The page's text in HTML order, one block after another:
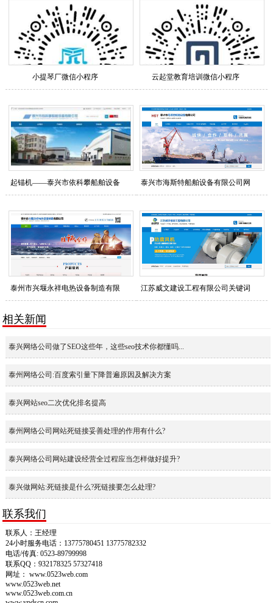
小提琴厂微信小程序 云起堂教育培训微信小程序
起锚机——泰兴市依科攀船舶设备
股份有限公司行业整站优化排名
泰兴市海斯特船舶设备有限公司网
站关键词优化排名查询列表
泰州市兴堰永祥电热设备制造有限
公司网站关键词优化排名查询列表
江苏威文建设工程有限公司关键词
整站优化排名查询列表
相关新闻
泰兴网络公司做了SEO这些年，这些seo技术你都懂吗...
泰州网络公司:百度索引量下降普遍原因及解决方案
泰兴网站seo二次优化排名提高
泰州网络公司网站死链接妥善处理的作用有什么?
泰兴网络公司网站建设经营全过程应当怎样做好提升?
泰兴做网站:死链接是什么?死链接要怎么处理?
联系我们
联系人：王经理
24小时服务电话：13775780451 13775782332
电话/传真: 0523-89799998
联系QQ：932178325 57327418
网址： www.0523web.com
www.0523web.net
www.0523web.com.cn